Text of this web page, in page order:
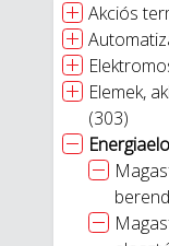
Akciós
Elemek,
(303)